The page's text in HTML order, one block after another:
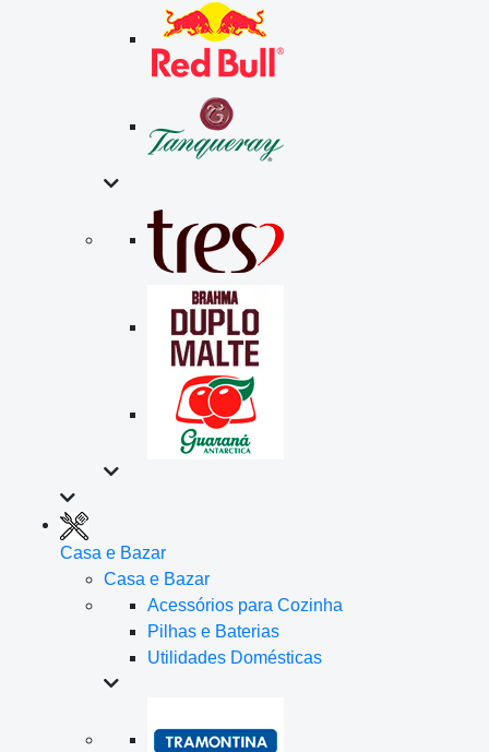
Casa e Bazar
Casa e Bazar
Acessórios para Cozinha
Pilhas e Baterias
Utilidades Domésticas